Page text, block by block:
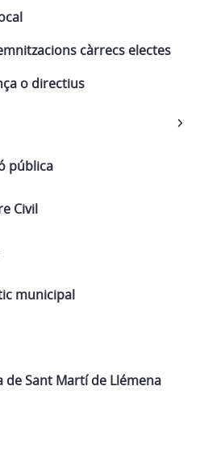
càrrecs electes
o directius
pública
Civil
municipal
Sant Martí de Llémena